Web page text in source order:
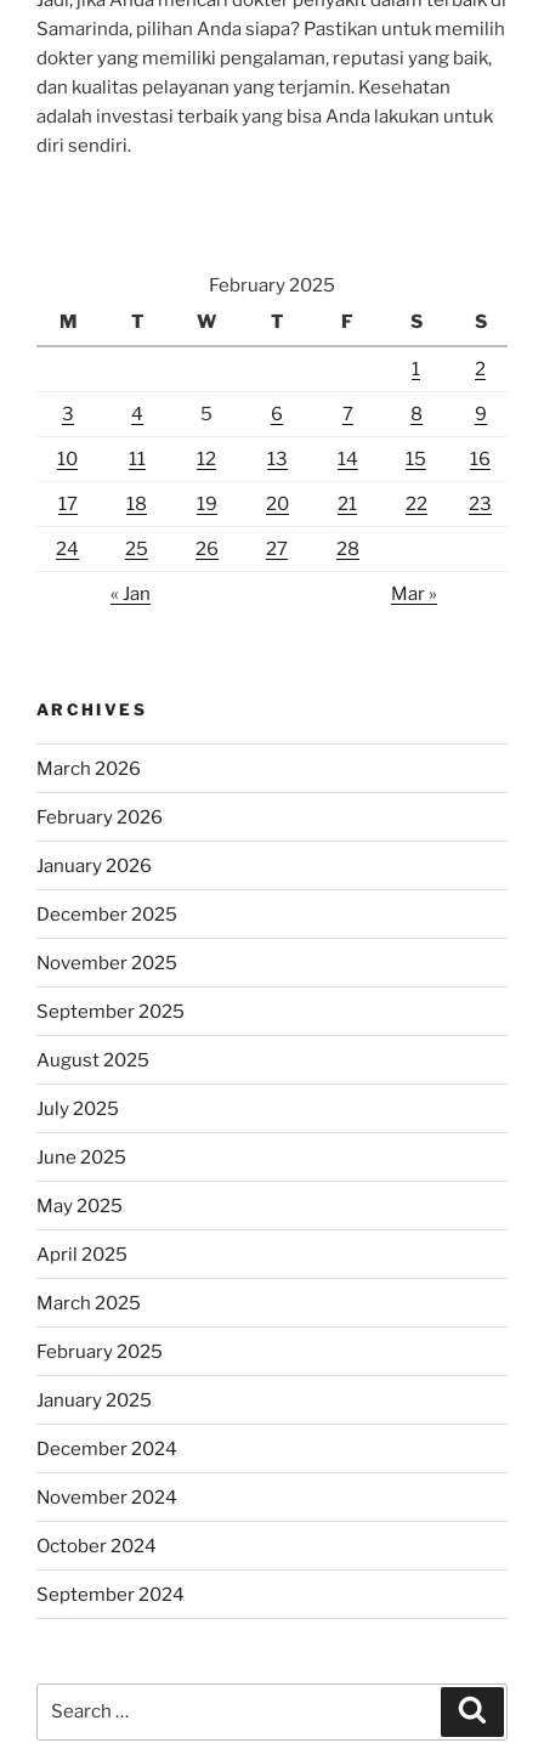
Samarinda, pilihan Anda siapa? Pastikan untuk memilih
dokter yang memiliki pengalaman, reputasi yang baik,
dan kualitas pelayanan yang terjamin. Kesehatan
adalah investasi terbaik yang bisa Anda lakukan untuk
diri sendiri.
February 2025
M
T W T F S S
1 2
3 4 5 6 7 8 9
10 11 12 13 14 15 16
17 18 19 20 21 22 23
24 25 26 27 28
« Jan Mar »
ARCHIVES
March 2026
February 2026
January 2026
December 2025
November 2025
September 2025
August 2025
July 2025
June 2025
May 2025
April 2025
March 2025
February 2025
January 2025
December 2024
November 2024
October 2024
September 2024